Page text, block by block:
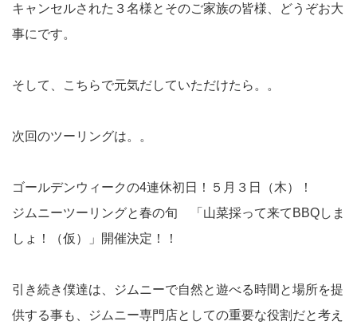
キャンセルされた３名様とそのご家族の皆様、どうぞお大
事にです。
そして、こちらで元気だしていただけたら。。
次回のツーリングは。。
ゴールデンウィークの4連休初日！５月３日（木）！
ジムニーツーリングと春の旬 「山菜採って来てBBQしま
しょ！（仮）」開催決定！！
引き続き僕達は、ジムニーで自然と遊べる時間と場所を提
供する事も、ジムニー専門店としての重要な役割だと考え